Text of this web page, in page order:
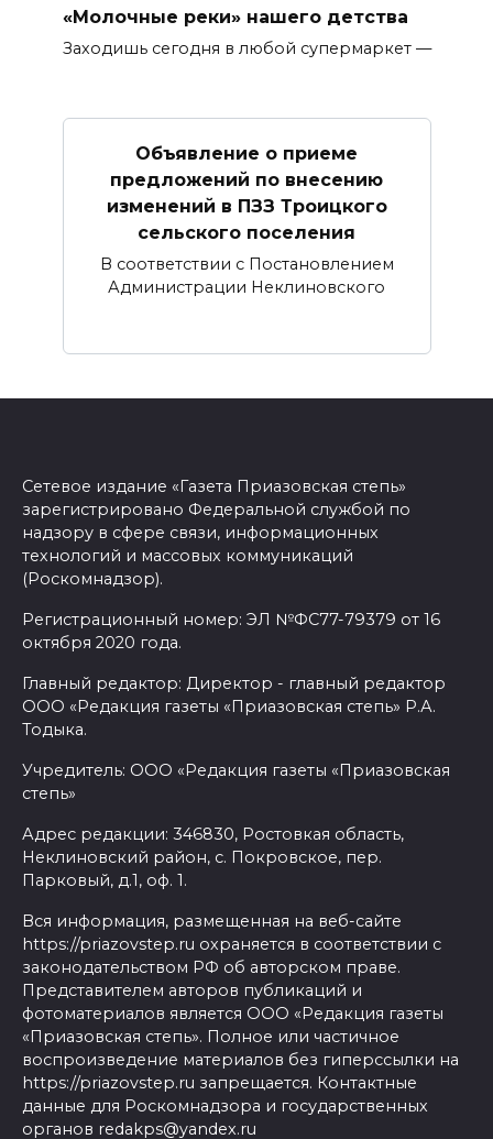
«Молочные реки» нашего детства
Заходишь сегодня в любой супермаркет —
Объявление о приеме
предложений по внесению
изменений в ПЗЗ Троицкого
сельского поселения
В соответствии с Постановлением
Администрации Неклиновского
Сетевое издание «Газета Приазовская степь»
зарегистрировано Федеральной службой по
надзору в сфере связи, информационных
технологий и массовых коммуникаций
(Роскомнадзор).
Регистрационный номер: ЭЛ №ФС77-79379 от 16
октября 2020 года.
Главный редактор: Директор - главный редактор
ООО «Редакция газеты «Приазовская степь» Р.А.
Тодыка.
Учредитель: ООО «Редакция газеты «Приазовская
степь»
Адрес редакции: 346830, Ростовкая область,
Неклиновский район, с. Покровское, пер.
Парковый, д.1, оф. 1.
Вся информация, размещенная на веб-сайте
https://priazovstep.ru охраняется в соответствии с
законодательством РФ об авторском праве.
Представителем авторов публикаций и
фотоматериалов является ООО «Редакция газеты
«Приазовская степь». Полное или частичное
воспроизведение материалов без гиперссылки на
https://priazovstep.ru запрещается. Контактные
данные для Роскомнадзора и государственных
органов redakps@yandex.ru